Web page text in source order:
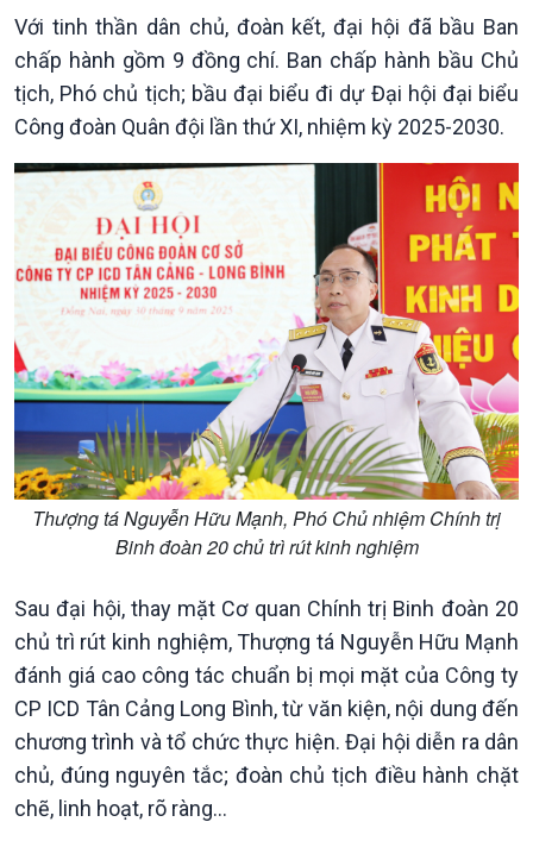
E-Magazine
Podcast
Góc nhìn VOV1
Bình luận
10 phút Sự kiện - Luận bàn
Câu chuyện thời sự
Dòng chảy sự kiện
Đối thoại
Với tinh thần dân chủ, đoàn kết, đại hội đã bầu Ban
chấp hành gồm 9 đồng chí. Ban chấp hành bầu Chủ
tịch, Phó chủ tịch; bầu đại biểu đi dự Đại hội đại biểu
Công đoàn Quân đội lần thứ XI, nhiệm kỳ 2025-2030.
Thượng tá Nguyễn Hữu Mạnh, Phó Chủ nhiệm Chính trị
Binh đoàn 20 chủ trì rút kinh nghiệm
Sau đại hội, thay mặt Cơ quan Chính trị Binh đoàn 20
chủ trì rút kinh nghiệm, Thượng tá Nguyễn Hữu Mạnh
đánh giá cao công tác chuẩn bị mọi mặt của Công ty
CP ICD Tân Cảng Long Bình, từ văn kiện, nội dung đến
chương trình và tổ chức thực hiện. Đại hội diễn ra dân
chủ, đúng nguyên tắc; đoàn chủ tịch điều hành chặt
chẽ, linh hoạt, rõ ràng…